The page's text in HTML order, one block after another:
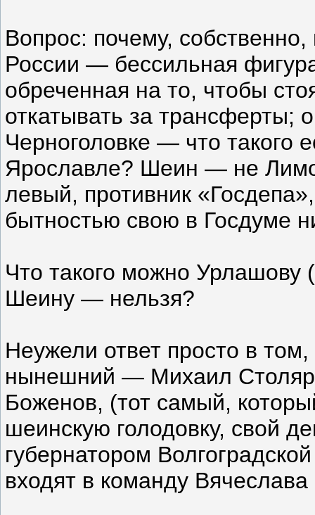
Вопрос: почему,
России — бессильная
обреченная на то, чтобы
откатывать за трансферты;
Черноголовке — что такого
Ярославле? Шеин — не
левый, противник
бытностью свою в Госдуме
Что такого можно Урлашову
Шеину — нельзя?
Неужели ответ просто в
нынешний — Михаил
Боженов, (тот самый,
шеинскую голодовку, свой
губернатором
входят в команду